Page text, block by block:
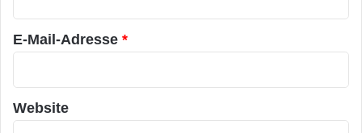
*
E-Mail-Adresse *
Website